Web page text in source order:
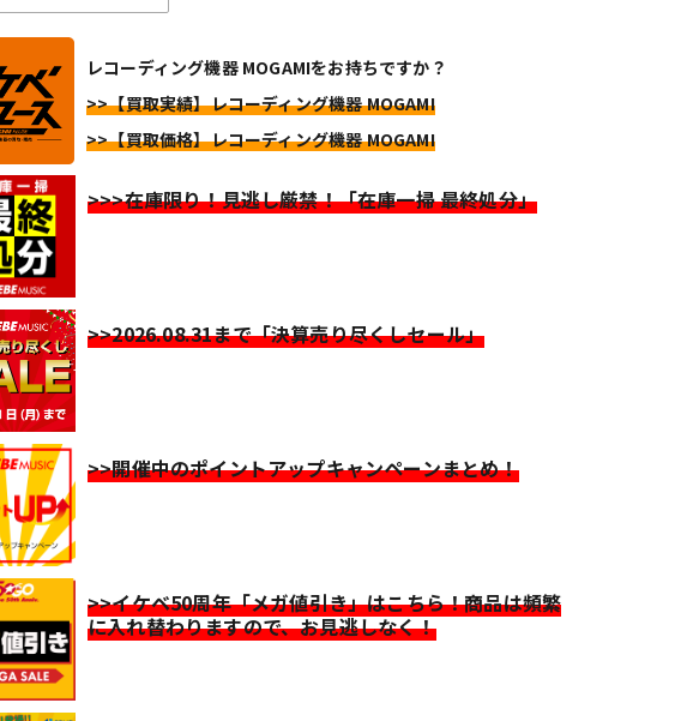
レコーディング機器 MOGAMIをお持ちですか？
>>【買取実績】レコーディング機器 MOGAMI
>>【買取価格】レコーディング機器 MOGAMI
>>>在庫限り！見逃し厳禁！「在庫一掃 最終処分」
>>2026.08.31まで「決算売り尽くしセール」
>>開催中のポイントアップキャンペーンまとめ！
>>イケベ50周年「メガ値引き」はこちら！商品は頻繁
に入れ替わりますので、お見逃しなく！